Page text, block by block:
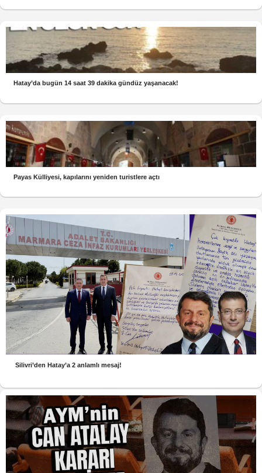
Hatay’da bugün 14 saat 39 dakika gündüz yaşanacak!
Payas Külliyesi, kapılarını yeniden turistlere açtı
Silivri’den Hatay’a 2 anlamlı mesaj!